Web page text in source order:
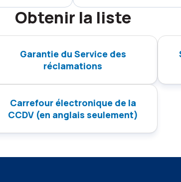
Obtenir la liste
Garantie du Service des
réclamations
Carrefour électronique de la
CCDV (en anglais seulement)